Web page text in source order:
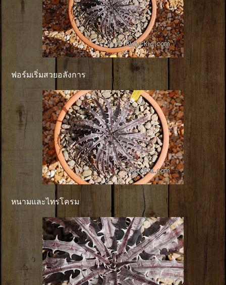
ฟอร์มเริ่มสวยอลังการ
หนามและไทรโครม